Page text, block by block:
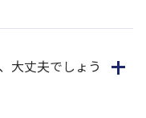
大丈夫でしょう